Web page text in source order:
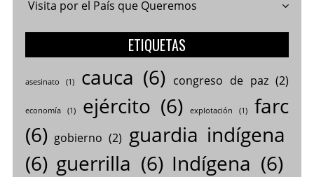
Visita por el País que Queremos
ETIQUETAS
asesinato (1) cauca (6) congreso de paz(2)
economía(1) ejército (6) explotación (1)
farc
(6) gobierno (2) guardia indígena
(6) guerrilla (6) Indígena (6)